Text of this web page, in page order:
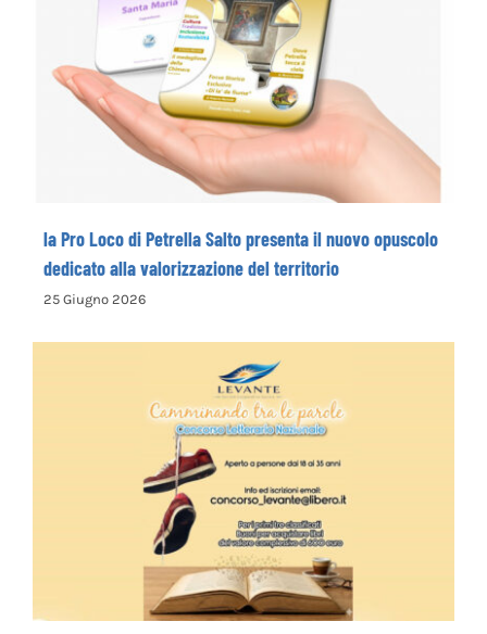
la Pro Loco di Petrella Salto presenta il
nuovo opuscolo dedicato alla
valorizzazione del territorio
la Pro Loco di Petrella Salto presenta il nuovo opuscolo
dedicato alla valorizzazione del territorio
25 Giugno 2026
La Cooperativa Sociale Levante promuove
il 1° Concorso Letterario Nazionale
“Camminando tra le parole” – COME
ISCRIVERSI